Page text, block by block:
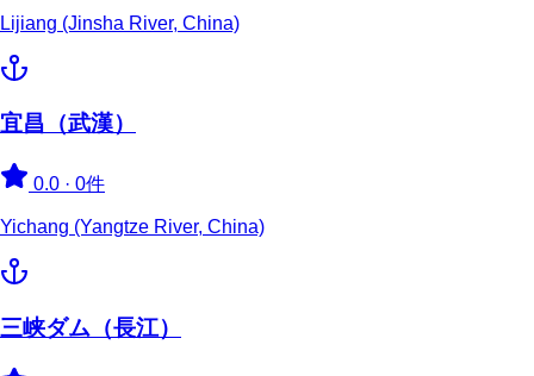
Lijiang (Jinsha River, China)
宜昌（武漢）
0.0 · 0件
Yichang (Yangtze River, China)
三峡ダム（長江）